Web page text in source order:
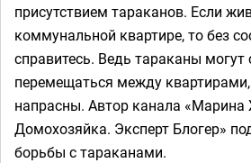
присутствием тараканов. Если
коммунальной квартире, то без
справитесь. Ведь тараканы могут
перемещаться между
напрасны. Автор канала «Марина
Домохозяйка. Эксперт Блогер»
борьбы с тараканами.